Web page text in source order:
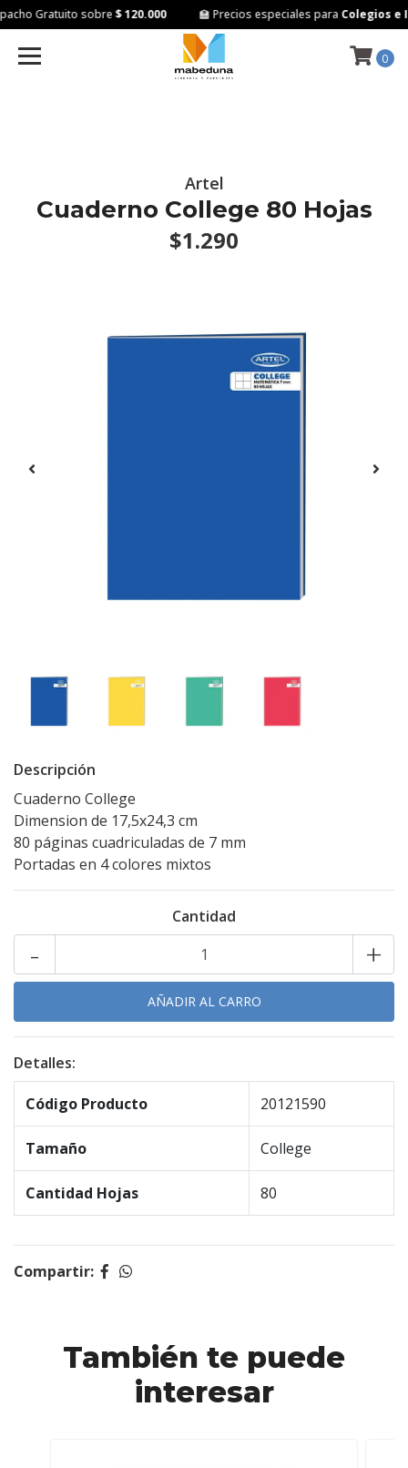
Gratuito sobre$ 120.000 🏫 Precios especiales paraColegios e
0
Artel
Cuaderno College 80 Hojas
$1.290
Descripción
Cuaderno College
Dimension de 17,5x24,3 cm
80 páginas cuadriculadas de 7 mm
Portadas en 4 colores mixtos
Cantidad
+
-
Detalles:
Código Producto 20121590
Tamaño College
Cantidad Hojas 80
Compartir:
También te puede
interesar